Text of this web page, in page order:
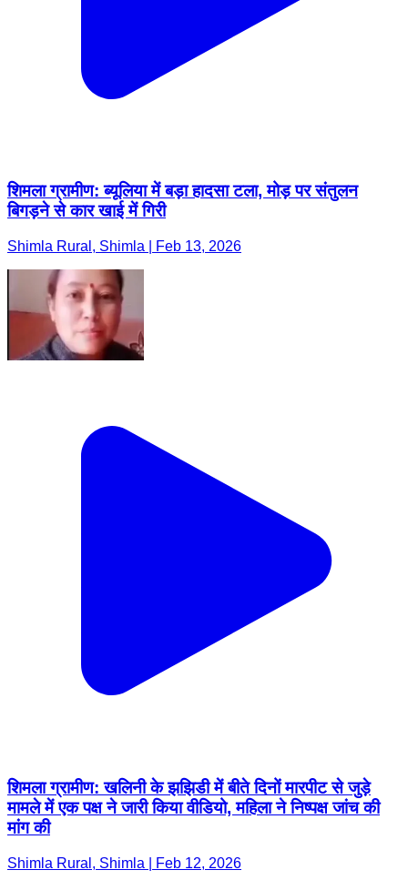
शिमला ग्रामीण: ब्यूलिया में बड़ा हादसा टला, मोड़ पर संतुलन
बिगड़ने से कार खाई में गिरी
Shimla Rural, Shimla | Feb 13, 2026
शिमला ग्रामीण: खलिनी के झझिडी में बीते दिनों मारपीट से जुड़े
मामले में एक पक्ष ने जारी किया वीडियो, महिला ने निष्पक्ष जांच की
मांग की
Shimla Rural, Shimla | Feb 12, 2026